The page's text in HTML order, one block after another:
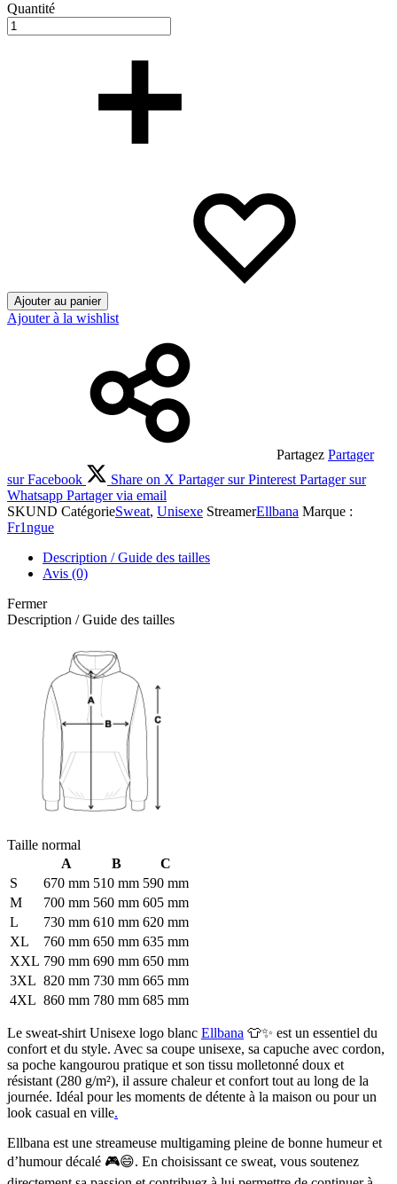
Quantité
Ajouter au panier
Ajouter à la wishlist
Partagez Partager
sur Facebook
Share on X Partager sur Pinterest Partager sur
Whatsapp Partager via email
SKUND CatégorieSweat, Unisexe StreamerEllbana Marque :
Fr1ngue
Description / Guide des tailles
Avis (0)
Fermer
Description / Guide des tailles
Taille normal
A
B
C
S
670 mm 510 mm 590 mm
M
700 mm 560 mm 605 mm
L
730 mm 610 mm 620 mm
XL
760 mm 650 mm 635 mm
XXL 790 mm 690 mm 650 mm
3XL 820 mm 730 mm 665 mm
4XL 860 mm 780 mm 685 mm
Le sweat-shirt Unisexe logo blanc Ellbana 👕✨ est un essentiel du
confort et du style. Avec sa coupe unisexe, sa capuche avec cordon,
sa poche kangourou pratique et son tissu molletonné doux et
résistant (280 g/m²), il assure chaleur et confort tout au long de la
journée. Idéal pour les moments de détente à la maison ou pour un
look casual en ville.
Ellbana est une streameuse multigaming pleine de bonne humeur et
d’humour décalé 🎮😄. En choisissant ce sweat, vous soutenez